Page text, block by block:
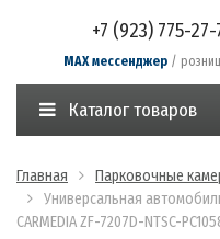
+7 (923) 775-27-
MAX мессенджер/
Каталог товаров
Главная Парковочные
Универсальная
CARMEDIA ZF-7207D-NTSC-